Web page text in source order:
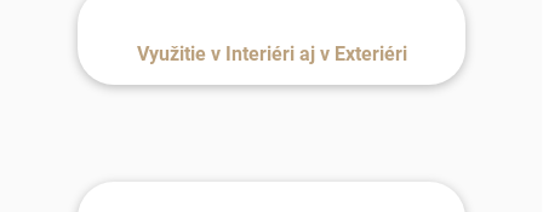
Využitie v Interiéri aj v Exteriéri